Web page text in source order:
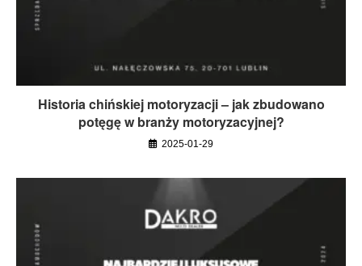
Historia chińskiej motoryzacji – jak zbudowano
potęgę w branży motoryzacyjnej?
2025-01-29